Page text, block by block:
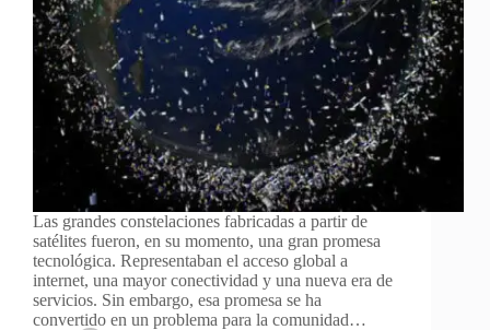
Las grandes constelaciones fabricadas a partir de
satélites fueron, en su momento, una gran promesa
tecnológica. Representaban el acceso global a
internet, una mayor conectividad y una nueva era de
servicios. Sin embargo, esa promesa se ha
convertido en un problema para la comunidad…